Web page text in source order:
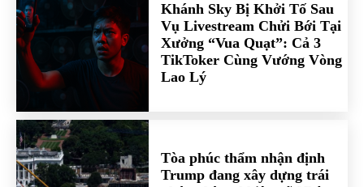
Khánh Sky Bị Khởi Tố Sau
Vụ Livestream Chửi Bới Tại
Xưởng “Vua Quạt”: Cả 3
TikToker Cùng Vướng Vòng
Lao Lý
Tòa phúc thẩm nhận định
Trump đang xây dựng trái